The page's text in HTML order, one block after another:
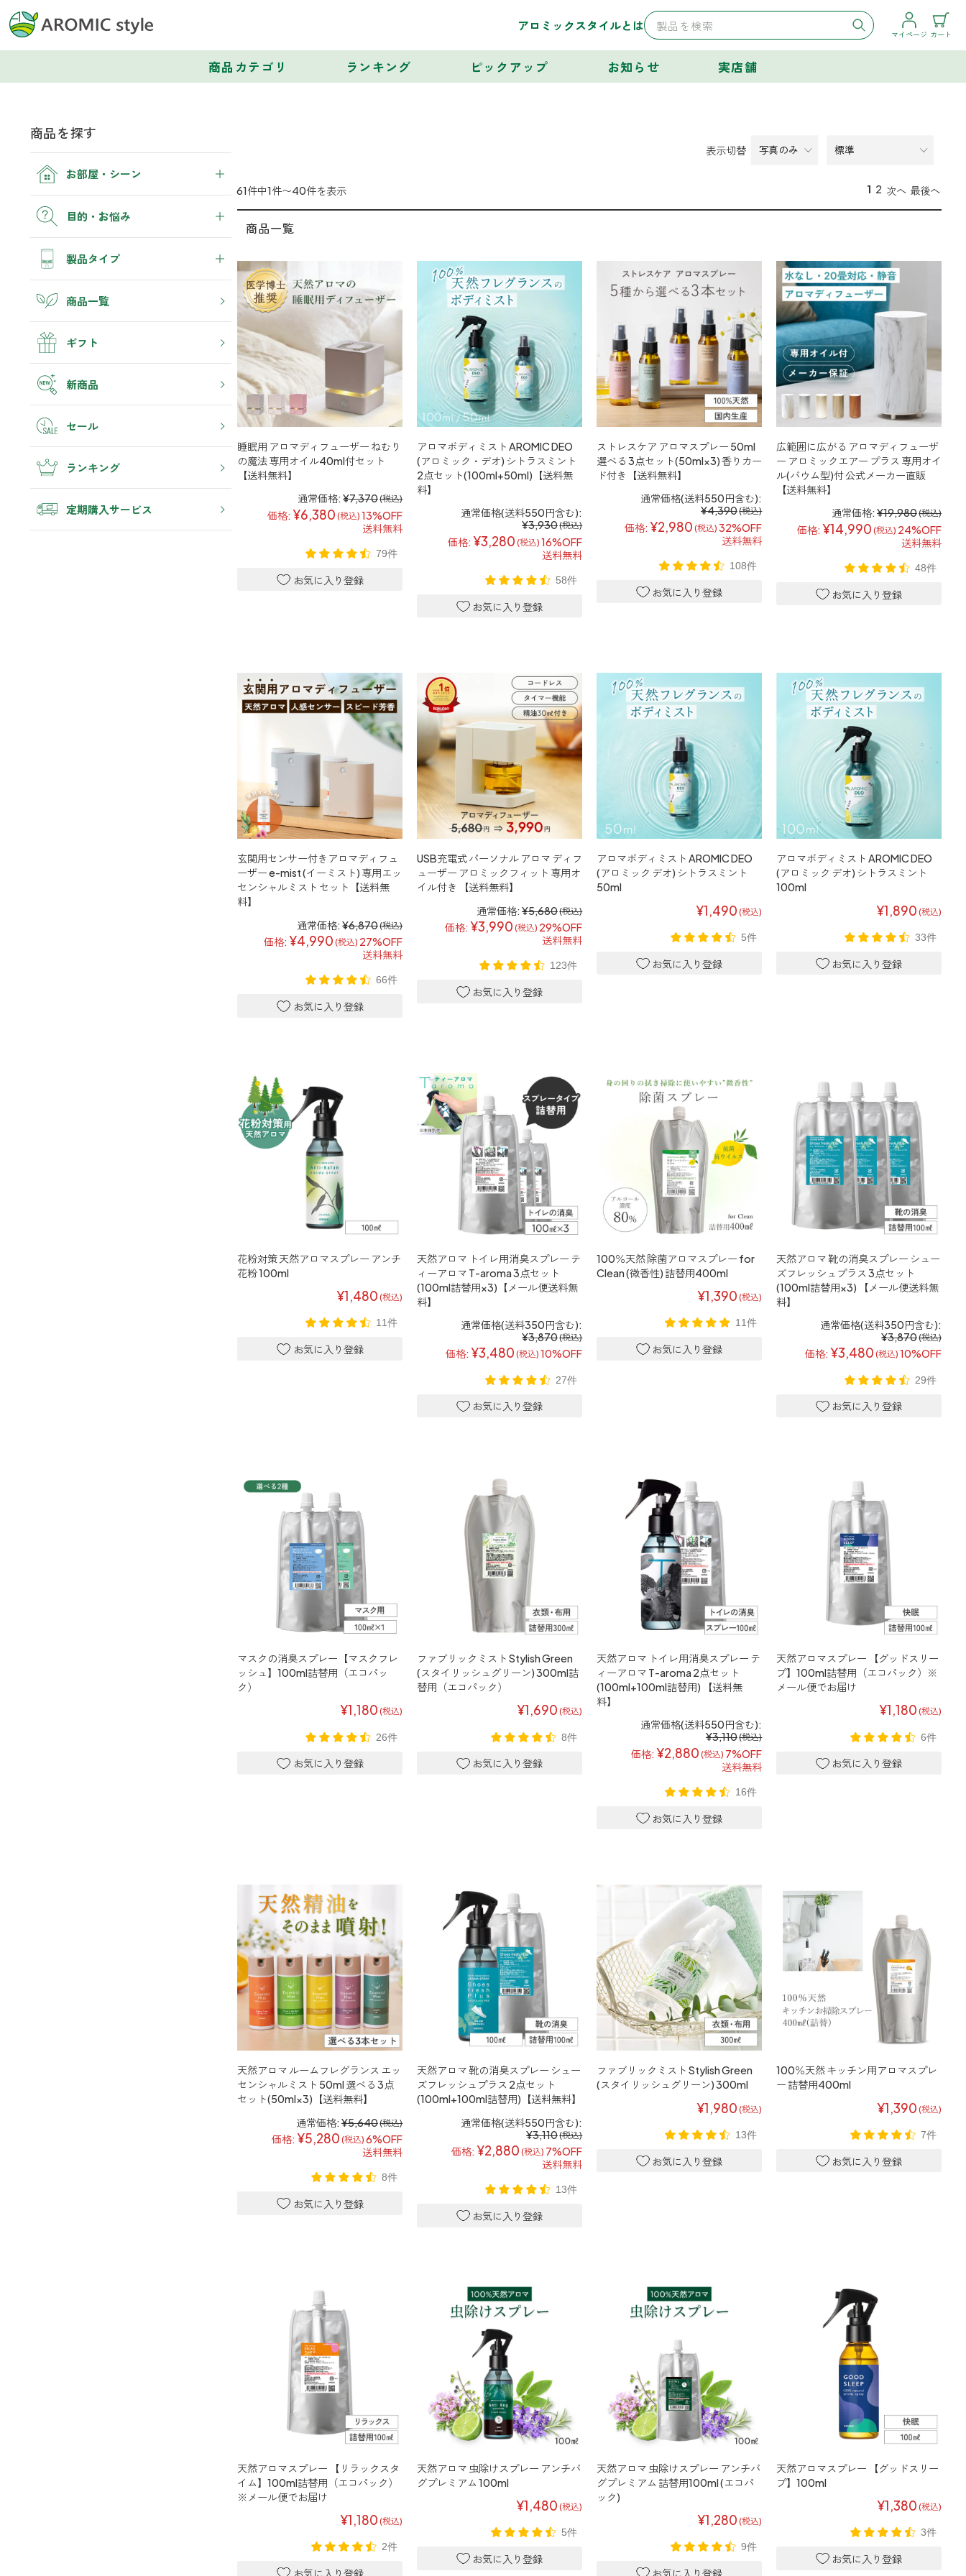
アロミックスタイルとは
マイページ カート
商品カテゴリ ランキング ピックアップ お知らせ 実店舗
商品を探す
お部屋・シーン
トイレ
寝室
ぐっすり眠れる空間にしたい
リビング
ホッと安らげる空間にしたい
衣類を守り清潔な空間にしたい
キッチン・水まわり
車内
ドライブ時間を快適にしたい
目的・お悩み
消臭
くつ
ゴミ箱・生ゴミ
汗・デオドラント
リラックス
マスク・花粉対策
抗菌・抗ウイルス
製品タイプ
アロマディフューザー
4畳まで対応
ティーアロマ
どこでも
アロミック・ミニ
アロミック・ハング
6畳まで対応
トイレ用
消臭
ティーアロマ
衣類・ファブリック用
アロミックデオ
アロミックデオ
(冷寒)
ギフト
その他
マスククリップ
商品一覧
ギフト
新商品
セール
ランキング
定期購入サービス
表示切替
61件中1件〜40件を表示 1 2 次へ 最後へ
商品一覧
睡眠用 アロマディフューザー ねむり
の魔法 専用オイル40ml付セット
【送料無料】
通常価格: ¥7,370(税込)
価格:¥6,380 (税込) 13%OFF
送料無料
79件
アロマボディミスト AROMIC DEO
(アロミック・デオ) シトラスミント
2点セット(100ml+50ml)【送料無
料】
通常価格(送料550円含む):
¥3,930(税込)
価格:¥3,280 (税込) 16%OFF
送料無料
58件
ストレスケア アロマスプレー 50ml
選べる 3点セット(50ml×3) 香りカー
ド付き【送料無料】
通常価格(送料550円含む):
¥4,390(税込)
価格:¥2,980 (税込) 32%OFF
送料無料
108件
広範囲に広がる アロマディフューザ
ー アロミックエアー プラス 専用オイ
ル(バウム型)付 公式メーカー直販
【送料無料】
通常価格: ¥19,980(税込)
価格:¥14,990 (税込) 24%OFF
送料無料
48件
玄関用センサー付きアロマディフュ
ーザー e-mist (イーミスト) 専用エッ
センシャルミスト セット【送料無
料】
通常価格: ¥6,870(税込)
価格:¥4,990 (税込) 27%OFF
送料無料
66件
USB充電式 パーソナル アロマ ディフ
ューザー アロミックフィット 専用オ
イル付き 【送料無料】
通常価格: ¥5,680(税込)
価格:¥3,990 (税込) 29%OFF
送料無料
123件
アロマボディミスト AROMIC DEO
(アロミック デオ) シトラスミント
50ml
¥1,490 (税込)
5件
アロマボディミスト AROMIC DEO
(アロミック デオ) シトラスミント
100ml
¥1,890 (税込)
33件
花粉対策 天然アロマスプレー アンチ
花粉 100ml
¥1,480 (税込)
11件
天然アロマ トイレ用消臭スプレー テ
ィーアロマ T-aroma 3点セット
(100ml詰替用×3)【メール便送料無
料】
通常価格(送料350円含む):
¥3,870(税込)
価格:¥3,480 (税込) 10%OFF
27件
100％天然 除菌アロマスプレー for
Clean (微香性) 詰替用400ml
¥1,390 (税込)
11件
天然アロマ 靴の消臭スプレー シュー
ズフレッシュプラス 3点セット
(100ml詰替用×3) 【メール便送料無
料】
通常価格(送料350円含む):
¥3,870(税込)
価格:¥3,480 (税込) 10%OFF
29件
マスクの消臭スプレー【マスクフレ
ッシュ】100ml詰替用（エコパッ
ク）
¥1,180 (税込)
26件
ファブリックミスト Stylish Green
(スタイリッシュグリーン) 300ml詰
替用（エコパック）
¥1,690 (税込)
8件
天然アロマ トイレ用消臭スプレー テ
ィーアロマ T-aroma 2点セット
(100ml+100ml詰替用) 【送料無
料】
通常価格(送料550円含む):
¥3,110(税込)
価格:¥2,880 (税込) 7%OFF
送料無料
16件
天然アロマスプレー 【グッドスリー
プ】100ml詰替用（エコパック）※
メール便でお届け
¥1,180 (税込)
6件
天然アロマ ルームフレグランス エッ
センシャルミスト 50ml 選べる 3点
セット(50ml×3)【送料無料】
通常価格: ¥5,640(税込)
価格:¥5,280 (税込) 6%OFF
送料無料
8件
天然アロマ 靴の消臭スプレー シュー
ズフレッシュプラス 2点セット
(100ml+100ml詰替用)【送料無料】
通常価格(送料550円含む):
¥3,110(税込)
価格:¥2,880 (税込) 7%OFF
送料無料
13件
ファブリックミスト Stylish Green
(スタイリッシュグリーン) 300ml
¥1,980 (税込)
13件
100％天然 キッチン用アロマスプレ
ー 詰替用400ml
¥1,390 (税込)
7件
天然アロマスプレー 【リラックスタ
イム】100ml詰替用（エコパック）
※メール便でお届け
¥1,180 (税込)
2件
天然アロマ 虫除けスプレー アンチバ
グプレミアム 100ml
¥1,480 (税込)
5件
天然アロマ 虫除けスプレー アンチバ
グプレミアム 詰替用100ml (エコパ
ック)
¥1,280 (税込)
9件
天然アロマスプレー 【グッドスリー
プ】100ml
¥1,380 (税込)
3件